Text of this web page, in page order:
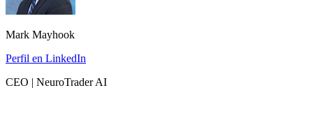
Mark Mayhook
Perfil en LinkedIn
CEO | NeuroTrader AI